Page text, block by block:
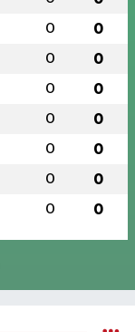
0 0
0 0
0 0
0 0
0 0
0 0
0 0